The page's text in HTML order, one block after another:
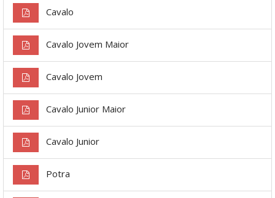
Cavalo
Cavalo Jovem Maior
Cavalo Jovem
Cavalo Junior Maior
Cavalo Junior
Potra